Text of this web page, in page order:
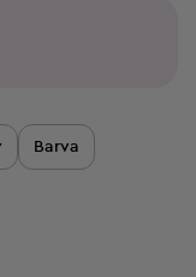
Barva